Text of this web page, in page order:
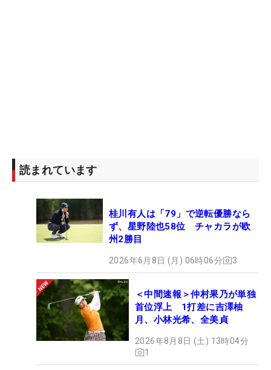
読まれています
桂川有人は「79」で逆転優勝なら
ず、星野陸也58位 チャカラが欧
州2勝目
2026年6月8日 (月) 06時06分 3
＜中間速報＞仲村果乃が単独
首位浮上 1打差に吉澤柚
月、小林光希、全美貞
2026年8月8日 (土) 13時04分
1